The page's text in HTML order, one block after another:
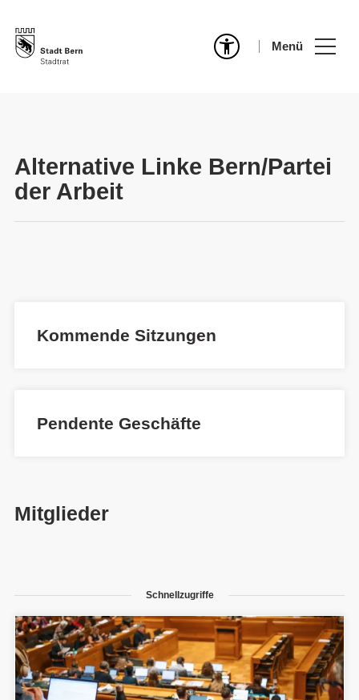
Menü
Alternative Linke Bern/Partei
der Arbeit
Kommende Sitzungen
Pendente Geschäfte
Mitglieder
Schnellzugriffe